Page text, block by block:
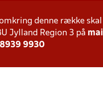
denne række skal
Jylland Region 3 på mail
8939 9930